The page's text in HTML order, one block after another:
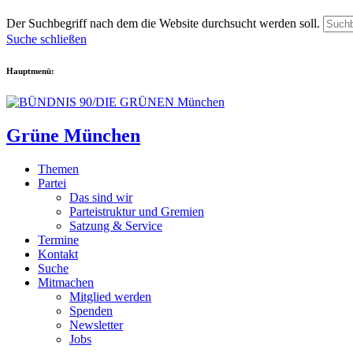
Der Suchbegriff nach dem die Website durchsucht werden soll.
Suche schließen
Hauptmenü:
Grüne München
Themen
Partei
Das sind wir
Parteistruktur und Gremien
Satzung & Service
Termine
Kontakt
Suche
Mitmachen
Mitglied werden
Spenden
Newsletter
Jobs